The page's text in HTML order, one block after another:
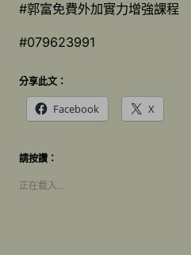
#郭富免費外加實力增強課程
#079623991
分享此文：
Facebook X
請按讚：
正在載入…